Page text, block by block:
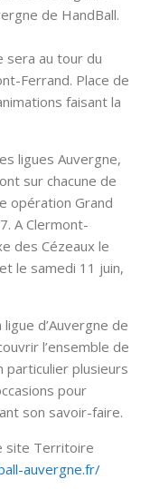
de HandBall.
sera au tour du
Ferrand. Place de
faisant la
ligues Auvergne,
sur chacune de
opération Grand
A Clermont-
des Cézeaux le
le samedi 11 juin,
d’Auvergne de
l’ensemble de
particulier plusieurs
pour
son savoir-faire.
site Territoire
auvergne.fr/